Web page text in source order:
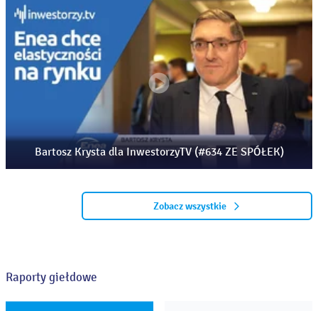
Bartosz Krysta dla InwestorzyTV (#634 ZE SPÓŁEK)
Zobacz wszystkie
Raporty giełdowe